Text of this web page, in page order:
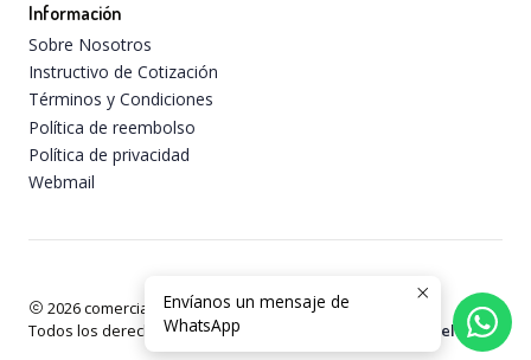
Información
Sobre Nosotros
Instructivo de Cotización
Términos y Condiciones
Política de reembolso
Política de privacidad
Webmail
2026 comercialharambour.
Todos los derechos reservados.
Desarrollado por Jumpseller.
Envíanos un mensaje de
WhatsApp